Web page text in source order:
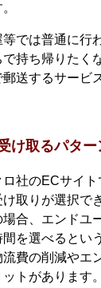
では普通に行
持ち帰りたく
送するサービ
け取るパター
社のECサイ
取りが選択で
合、エンドユ
を選べるとい
費の削減やエ
トがあります。